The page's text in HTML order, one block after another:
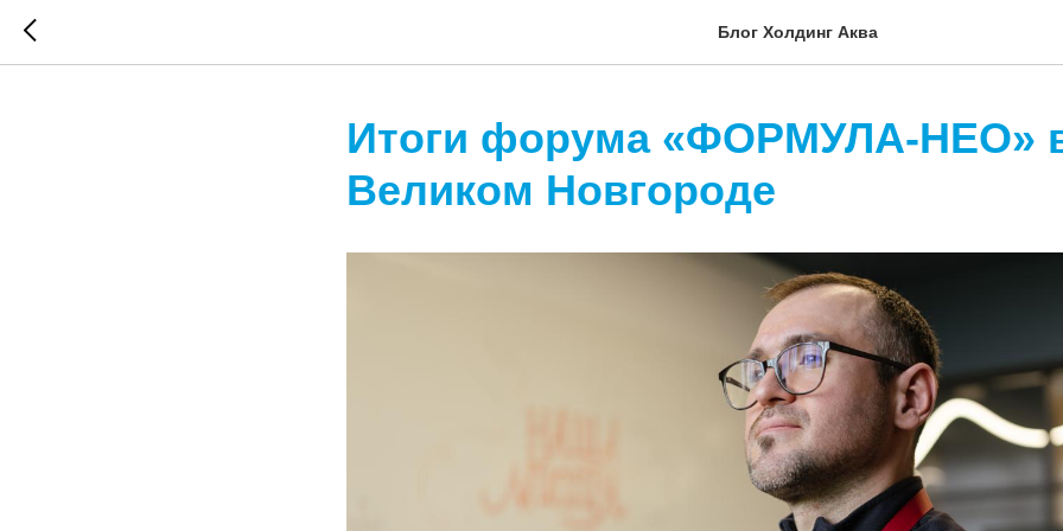
Блог Холдинг Аква
Итоги форума «ФОРМУЛА-НЕО»
Великом Новгороде